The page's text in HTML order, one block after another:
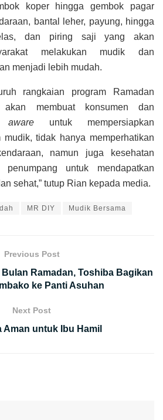
koper hingga gembok pagar
bantal leher, payung, hingga
dan piring saji yang akan
melakukan mudik dan
menjadi lebih mudah.
rangkaian program Ramadan
akan membuat konsumen dan
aware untuk mempersiapkan
mudik, tidak hanya memperhatikan
namun juga kesehatan
penumpang untuk mendapatkan
sehat,” tutup Rian kepada media.
MR DIY Mudik Bersama
Previous Post
Ramadan, Toshiba Bagikan
ke Panti Asuhan
Next Post
Aman untuk Ibu Hamil